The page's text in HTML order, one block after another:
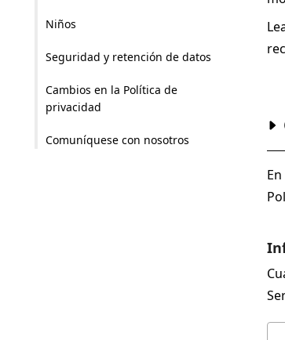
Niños
Seguridad y retención de datos
Cambios en la Política de
privacidad
Comuníquese con nosotros